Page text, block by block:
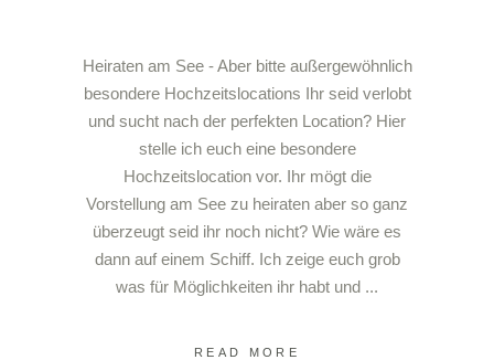
Heiraten am See - Aber bitte außergewöhnlich
besondere Hochzeitslocations Ihr seid verlobt
und sucht nach der perfekten Location? Hier
stelle ich euch eine besondere
Hochzeitslocation vor. Ihr mögt die
Vorstellung am See zu heiraten aber so ganz
überzeugt seid ihr noch nicht? Wie wäre es
dann auf einem Schiff. Ich zeige euch grob
was für Möglichkeiten ihr habt und
READ MORE